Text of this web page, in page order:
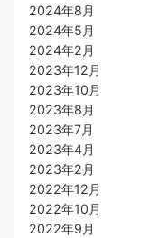
2024年8月
2024年5月
2024年2月
2023年12月
2023年10月
2023年8月
2023年7月
2023年4月
2023年2月
2022年12月
2022年10月
2022年9月